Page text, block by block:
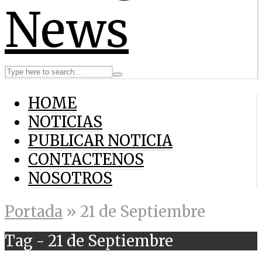
HOME
NOTICIAS
PUBLICAR NOTICIA
CONTACTENOS
NOSOTROS
Portada » 21 de Septiembre
Tag - 21 de Septiembre